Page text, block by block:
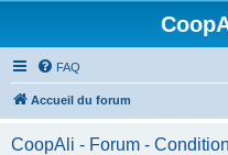
FAQ
Accueil du forum
CoopAli - Forum -